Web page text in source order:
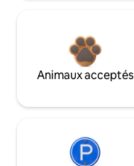
Animaux acceptés